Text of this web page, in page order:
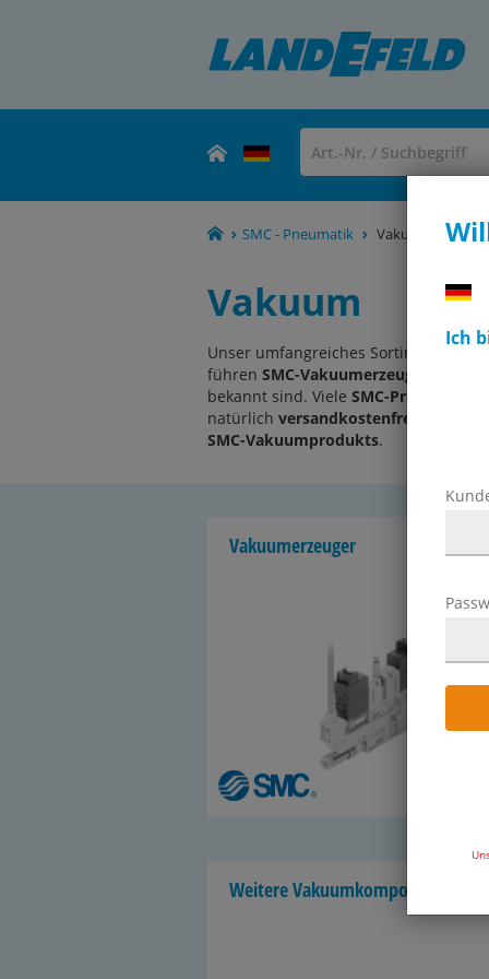
Ich
SMC - Pneumatik Vakuum
Vakuum
Unser umfangreiches Sortiment an
führen SMC-Vakuumerzeuger,
bekannt sind. Viele SMC-Produkte
natürlich versandkostenfrei
SMC-Vakuumprodukts.
Va­ku­um­er­zeu­ger
Wei­te­re Va­ku­um­kom­po­nen­ten